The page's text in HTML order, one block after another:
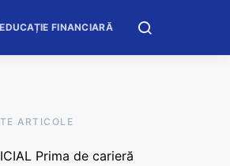
EDUCAȚIE FINANCIARĂ
ARTICOLE
Prima de carieră